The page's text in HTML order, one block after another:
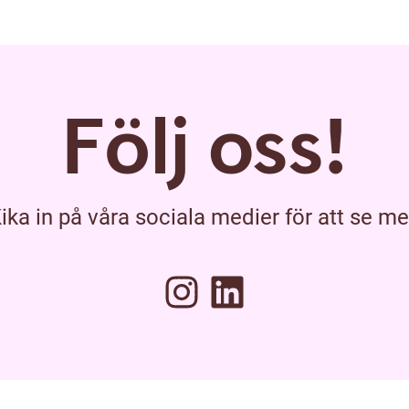
Följ oss!
in på våra sociala medier för att se